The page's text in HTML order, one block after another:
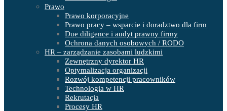
Prawo
Prawo korporacyjne
Prawo pracy – wsparcie i doradztwo dla firm
Due diligence i audyt prawny firmy
Ochrona danych osobowych / RODO
HR – zarządzanie zasobami ludzkimi
Zewnętrzny dyrektor HR
Optymalizacja organizacji
Rozwój kompetencji pracowników
Technologia w HR
Rekrutacja
Procesy HR